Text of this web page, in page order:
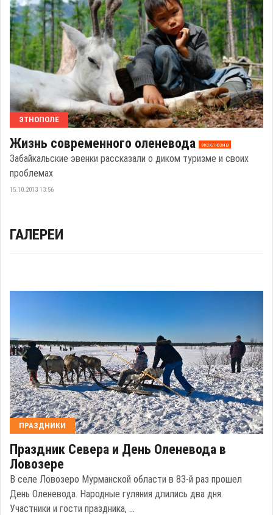
ЭТНОПОЛЕ
Жизнь современного оленевода эксклюзив
Забайкальские эвенки рассказали о диком туризме и своих
проблемах
15.10.2013 13:56
ГАЛЕРЕИ
ПРАЗДНИКИ
Праздник Севера и День Оленевода в
Ловозере
В селе Ловозеро Мурманской области в 83-й раз прошел
День Оленевода. Народные гуляния длились два дня.
Участники и гости праздника, ...